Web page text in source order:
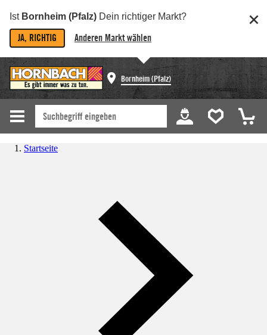
Ist Bornheim (Pfalz) Dein richtiger Markt?
JA, RICHTIG Anderen Markt wählen
Bornheim (Pfalz)
Startseite